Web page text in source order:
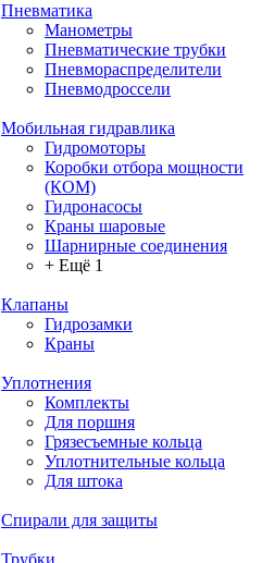
Пневматика
Манометры
Пневматические трубки
Пневмораспределители
Пневмодроссели
Мобильная гидравлика
Гидромоторы
Коробки отбора мощности
(КОМ)
Гидронасосы
Краны шаровые
Шарнирные соединения
+ Ещё 1
Клапаны
Гидрозамки
Краны
Уплотнения
Комплекты
Для поршня
Грязесъемные кольца
Уплотнительные кольца
Для штока
Спирали для защиты
Трубки